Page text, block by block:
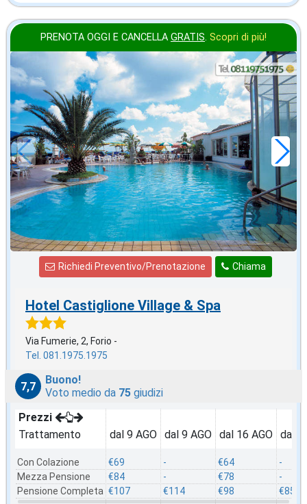
PRENOTA OGGI E CANCELLA GRATIS. Scopri di più!
2026 FERRAGOSTO
in offerta da
€69,86
a notte
Chiama
Richiedi Preventivo/Prenotazione
Hotel Castiglione Village & Spa
Via Fumerie, 2, Forio -
Tel. 081.1975.1975
7,7
Buono!
Voto medio da 75 giudizi
Prezzi
Trattamento
Con Colazione
Mezza Pensione
Pensione Completa
dal 9 AGO
€69
€84
€107
dal 9 AGO
-
-
€114
dal 16 AGO
€64
€78
€98
dal
-
-
€85